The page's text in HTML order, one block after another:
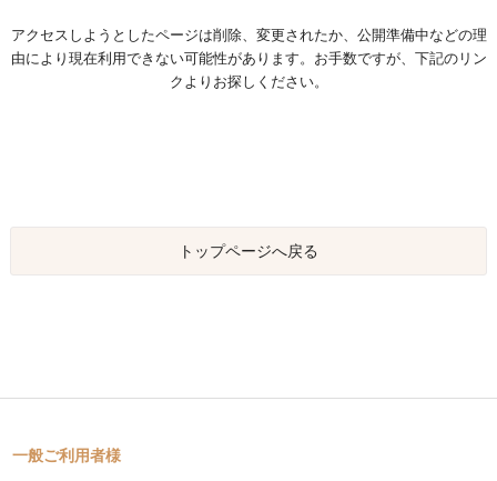
アクセスしようとしたページは削除、変更されたか、公開準備中などの理
由により現在利用できない可能性があります。お手数ですが、下記のリン
クよりお探しください。
トップページへ戻る
一般ご利用者様